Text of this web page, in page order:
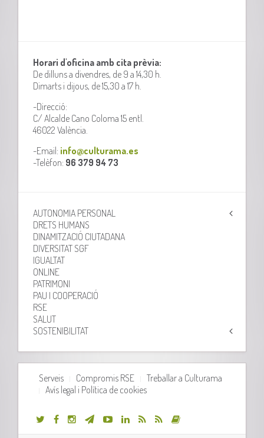
Horari d'oficina amb cita prèvia:
De dilluns a divendres, de 9 a 14,30 h.
Dimarts i dijous, de 15,30 a 17 h.
-Direcció:
C/ Alcalde Cano Coloma 15 entl.
46022 València.
-Email: info@culturama.es
-Telèfon: 96 379 94 73
AUTONOMIA PERSONAL
DRETS HUMANS
DINAMITZACIÓ CIUTADANA
DIVERSITAT SGF
IGUALTAT
ONLINE
PATRIMONI
PAU I COOPERACIÓ
RSE
SALUT
SOSTENIBILITAT
Serveis Compromis RSE
Treballar a Culturama
Avís legal i Política de cookies